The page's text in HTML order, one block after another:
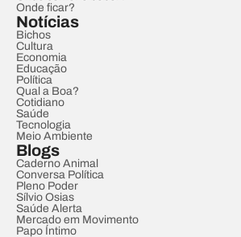
Onde ficar?
Notícias
Bichos
Cultura
Economia
Educação
Política
Qual a Boa?
Cotidiano
Saúde
Tecnologia
Meio Ambiente
Blogs
Caderno Animal
Conversa Política
Pleno Poder
Sílvio Osias
Saúde Alerta
Mercado em Movimento
Papo Íntimo